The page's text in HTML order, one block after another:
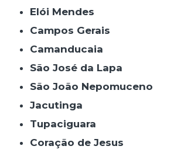
Elói Mendes
Campos Gerais
Camanducaia
São José da Lapa
São João Nepomuceno
Jacutinga
Tupaciguara
Coração de Jesus